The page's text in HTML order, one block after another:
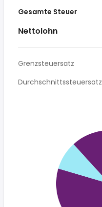
Gesamte Steuer
Nettolohn
Grenzsteuersatz
Durchschnittssteuersatz